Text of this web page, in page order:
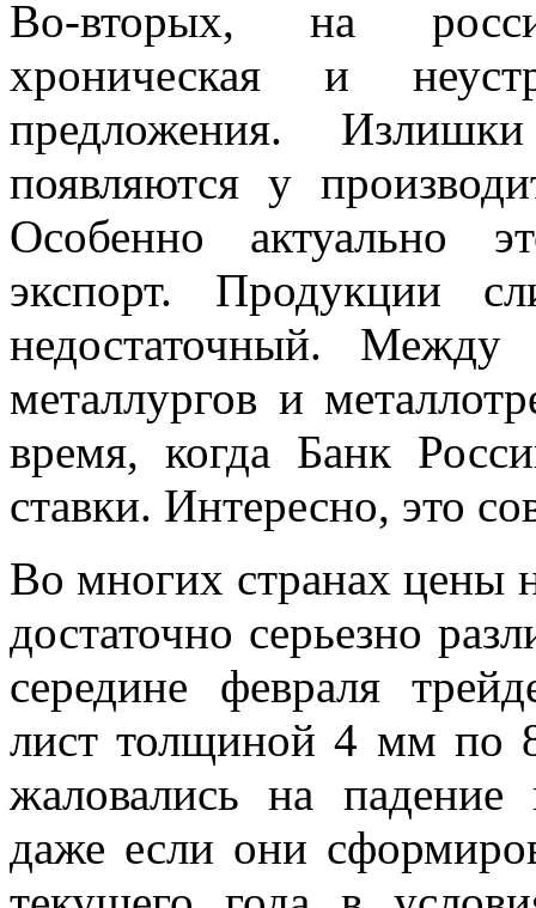
Во-вторых, на
хроническая и
предложения.
появляются у
Особенно актуально
экспорт. Продукции
недостаточный.
металлургов и
время, когда Банк
ставки. Интересно, это
Во многих странах цены
достаточно серьезно
середине февраля
лист толщиной 4 мм по
жаловались на падение
даже если они